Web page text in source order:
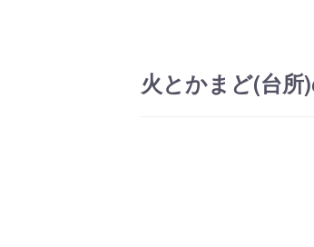
火とかまど(台所